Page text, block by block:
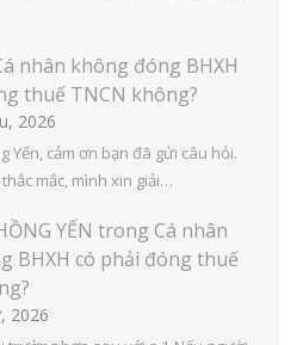
nhân không đóng BHXH
thuế TNCN không?
2026
Yến, cảm ơn bạn đã gửi câu hỏi.
mắc, mình xin giải…
YẾN trong Cá nhân
BHXH có phải đóng thuế
2026